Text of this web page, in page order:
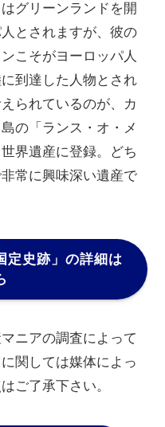
グリーンランドを開
とされますが、彼の
こそがヨーロッパ人
到達した人物とされ
られているのが、カ
の「ランス・オ・メ
界遺産に登録。どち
常に興味深い遺産で
定史跡」の詳細は
ニアの調査によって
関しては媒体によっ
ご了承下さい。